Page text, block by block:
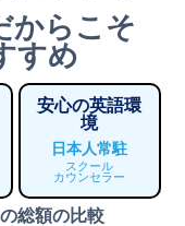
からこそ
すめ
安心の英語環
境
日本人常駐
スクール
カウンセラー
総額の比較